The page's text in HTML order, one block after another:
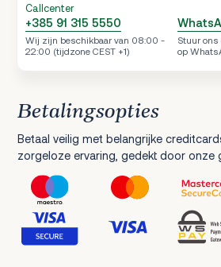
Callcenter
+385 91 315 5550
Wij zijn beschikbaar van 08:00 -
22:00 (tijdzone CEST +1)
Stuur
op
Betalingsopties
Betaal veilig met belangrijke
zorgeloze ervaring, gedekt door onze